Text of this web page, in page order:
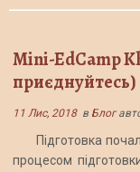
Mini-EdCamp
приєднуйтесь)
11 Лис, 2018в Блог
Підготовка
процесом